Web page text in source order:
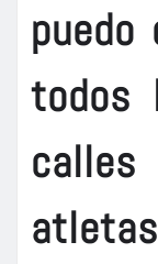
puedo
todos